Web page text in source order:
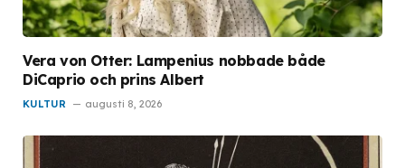
Vera von Otter: Lampenius nobbade både
DiCaprio och prins Albert
KULTUR augusti 8, 2026